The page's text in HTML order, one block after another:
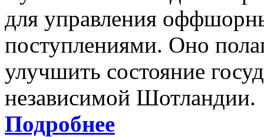
для управления
поступлениями. Оно
улучшить состояние
независимой Шотландии.
Подробнее